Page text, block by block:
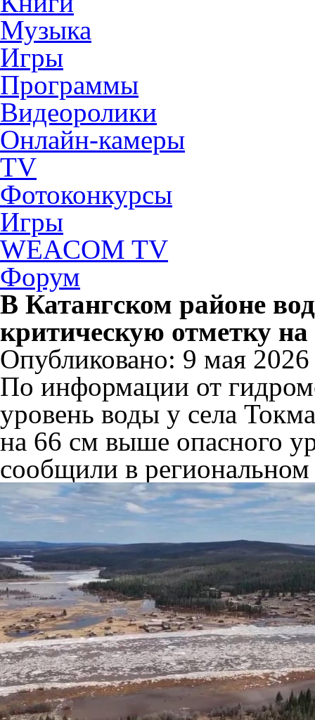
Музыка
Игры
Программы
Видеоролики
Онлайн-камеры
TV
Фотоконкурсы
Игры
WEACOM TV
Форум
В Катангском районе
критическую отметку на
Опубликовано: 9 мая
По информации от
уровень воды у села
на 66 см выше опасного
сообщили в